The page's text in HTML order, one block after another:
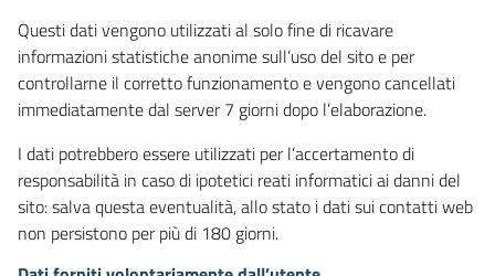
Questi dati vengono utilizzati al solo fine di ricavare
informazioni statistiche anonime sull’uso del sito e per
controllarne il corretto funzionamento e vengono cancellati
immediatamente dal server 7 giorni dopo l’elaborazione.
I dati potrebbero essere utilizzati per l’accertamento di
responsabilità in caso di ipotetici reati informatici ai danni del
sito: salva questa eventualità, allo stato i dati sui contatti web
non persistono per più di 180 giorni.